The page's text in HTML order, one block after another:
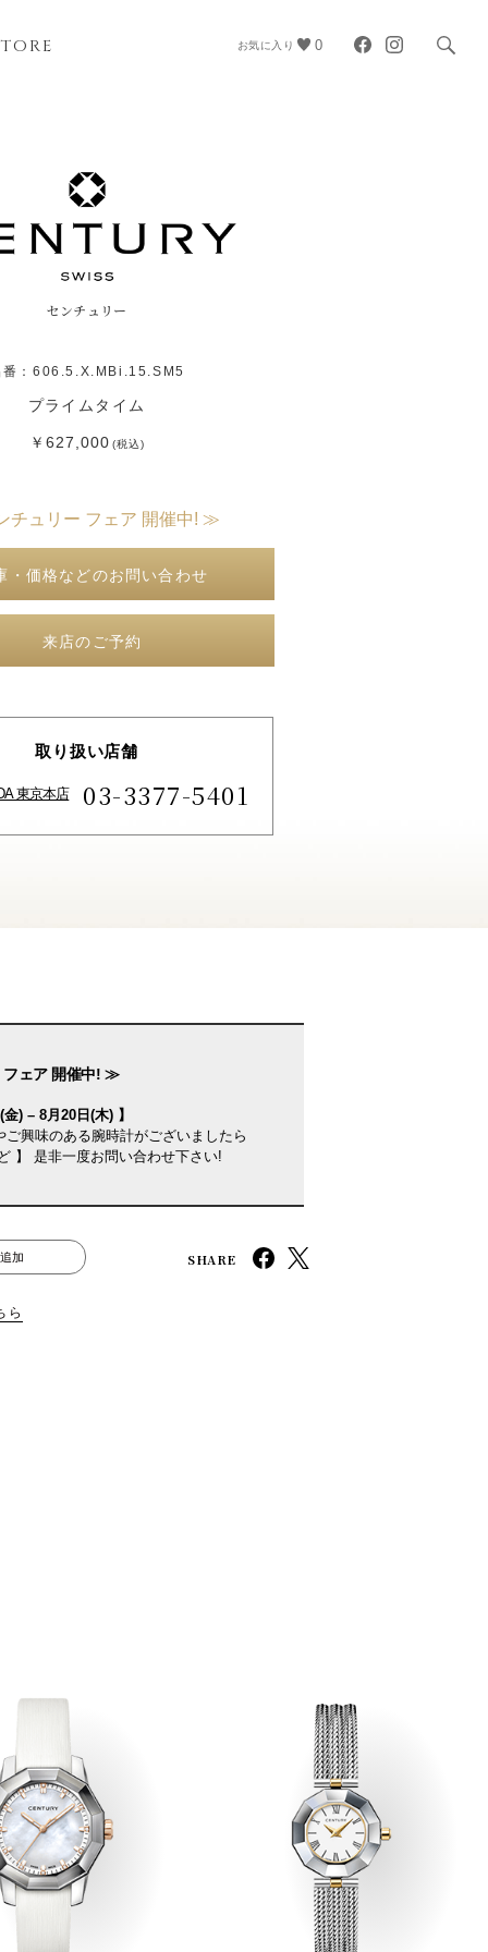
お気に入り 0
センチュリー
番：606.5.X.MBi.15.SM5
プライムタイム
￥627,000(税込)
チュリー フェア 開催中! ≫
・価格などのお問い合わせ
来店のご予約
取り扱い店舗
東京本店 03-3377-5401
ェア 開催中! ≫
) – 8月20日(木) 】
ご興味のある腕時計がございましたら
】 是非一度お問い合わせ下さい!
加 SHARE
ら